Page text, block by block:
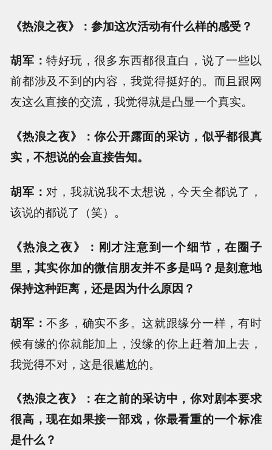
《热浪之夜》：参加这次活动有什么样的感受？
胡军：特好玩，很多东西都很直白，说了一些以
前都涉及不到的内容，我觉得挺好的。而且跟网
友这么直接的交流，我觉得就是凸显一个真实。
《热浪之夜》：你公开露面的采访，似乎都很真
实，不想说的会直接告知。
胡军：对，我就说我不太想说，今天全都说了，
该说的都说了（笑）。
《热浪之夜》：刚才注意到一个细节，在圈子
里，其实你加的微信朋友并不多是吗？是刻意地
保持这种距离，还是因为什么原因？
胡军：不多，确实不多。这就跟缘分一样，有时
候有缘的你就能加上，没缘的你上赶着加上去，
我觉得不对，这是很尴尬的。
《热浪之夜》：在之前的采访中，你对剧本要求
很高，现在如果接一部戏，你最看重的一个标准
是什么？